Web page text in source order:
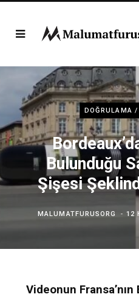
DOĞRULAMA
Bulunduğu
Şişesi
MALUMATFURUSORG 12
Videonun